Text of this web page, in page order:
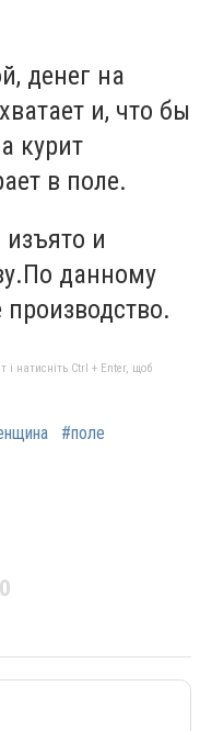
денег на
и, что бы
курит
в поле.
и
данному
і натисніть Ctrl + Enter, щоб
#поле